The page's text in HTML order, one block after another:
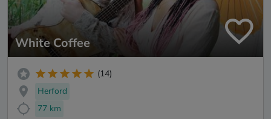
White Coffee
(14)
Herford
77 km